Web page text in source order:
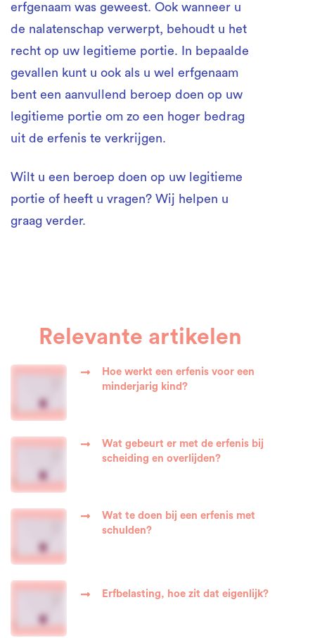
erfgenaam was geweest. Ook wanneer u
de nalatenschap verwerpt, behoudt u het
recht op uw legitieme portie. In bepaalde
gevallen kunt u ook als u wel erfgenaam
bent een aanvullend beroep doen op uw
legitieme portie om zo een hoger bedrag
uit de erfenis te verkrijgen.
Wilt u een beroep doen op uw legitieme
portie of heeft u vragen? Wij helpen u
graag verder.
Relevante artikelen
Hoe werkt een erfenis voor een
minderjarig kind?
Wat gebeurt er met de erfenis bij
scheiding en overlijden?
Wat te doen bij een erfenis met
schulden?
Erfbelasting, hoe zit dat eigenlijk?